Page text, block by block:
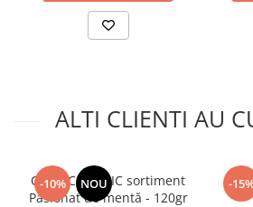
ALTI CLIENTI AU
-10% NOU
Ceai ECOLOGIC sortiment
Pasionat de mentă - 120gr
-